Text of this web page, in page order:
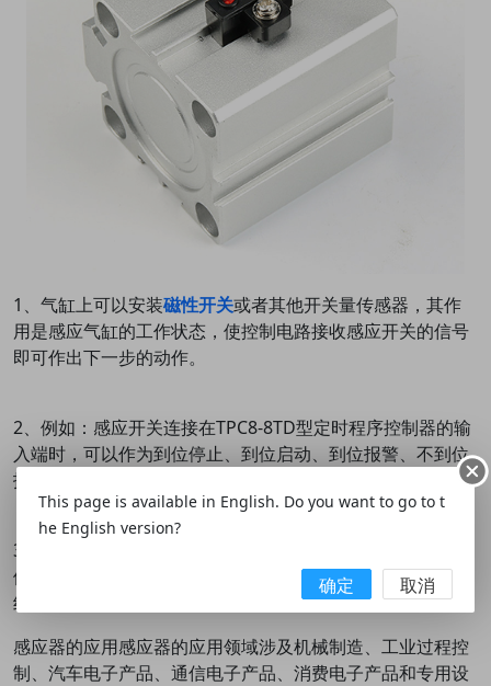
1、气缸上可以安装磁性开关或者其他开关量传感器，其作
用是感应气缸的工作状态，使控制电路接收感应开关的信号
即可作出下一步的动作。
2、例如：感应开关连接在TPC8-8TD型定时程序控制器的输
入端时，可以作为到位停止、到位启动、到位报警、不到位
报警等与位置有关的动作控制。
3、气缸的控制功能是有感应开关及控制器共同实现的，具
体的功能可以通过功能设置表设置所需的控制功能，这样的
组合可以实现各种控制设备的功能。
感应器的应用感应器的应用领域涉及机械制造、工业过程控
制、汽车电子产品、通信电子产品、消费电子产品和专用设
This page is available in English. Do you want to go to t
he English version?
确定 取消